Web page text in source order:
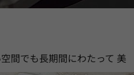
間でも長期間にわたって 美